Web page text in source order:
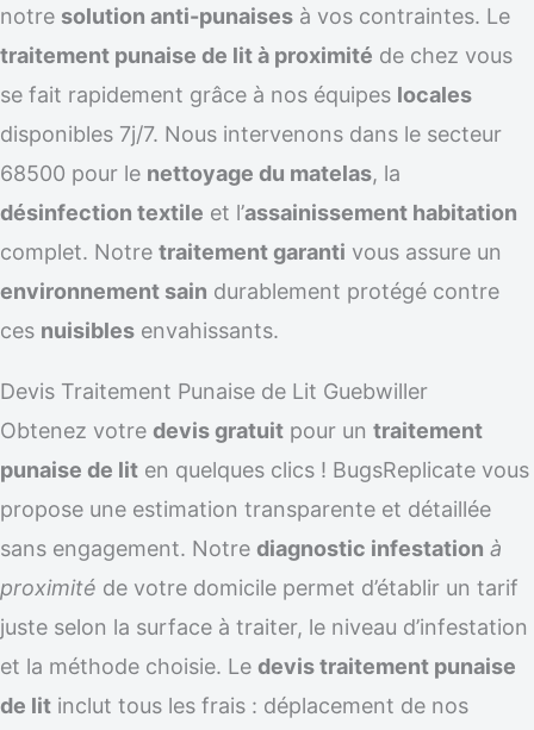
notre solution anti-punaises à vos contraintes. Le
traitement punaise de lit à proximité de chez vous
se fait rapidement grâce à nos équipes locales
disponibles 7j/7. Nous intervenons dans le secteur
68500 pour le nettoyage du matelas, la
désinfection textile et l’assainissement habitation
complet. Notre traitement garanti vous assure un
environnement sain durablement protégé contre
ces nuisibles envahissants.
Devis Traitement Punaise de Lit Guebwiller
Obtenez votre devis gratuit pour un traitement
punaise de lit en quelques clics ! BugsReplicate vous
propose une estimation transparente et détaillée
sans engagement. Notre diagnostic infestation à
proximité de votre domicile permet d’établir un tarif
juste selon la surface à traiter, le niveau d’infestation
et la méthode choisie. Le devis traitement punaise
de lit inclut tous les frais : déplacement de nos